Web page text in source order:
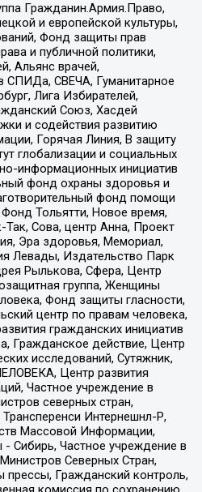
Гражданин.Армия.Право,
и европейской культуры,
Фонд защиты прав
и публичной политики,
Альянс врачей,
СВЕЧА, Гуманитарное
Лига Избирателей,
Союз, Хасдей
и содействия развитию
Горячая Линия, В защиту
глобализации и социальных
информационных инициатив
фонд охраны здоровья и
фонд помощи
Тольятти, Новое время,
Так, Сова, центр Анна, Проект
Эра здоровья, Мемориал,
Левады, Издательство Парк
Рылькова, Сфера, Центр
группа, Женщины
Фонд защиты гласности,
центр по правам человека,
гражданских инициатив
Гражданское действие, Центр
исследований, Сутяжник,
Центр развития
Частное учреждение в
северных стран,
Интернешнл-Р,
Массовой Информации,
- Сибирь, Частное учреждение в
Северных Стран,
Гражданский контроль,